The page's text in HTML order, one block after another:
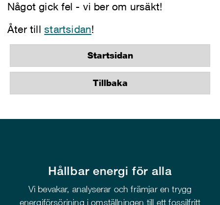
Något gick fel - vi ber om ursäkt!
Åter tillstartsidan!
Startsidan
Tillbaka
Hållbar energi för alla
Vi bevakar, analyserar och främjar en trygg
energiförsörjning i omställningen till ett fossilfritt